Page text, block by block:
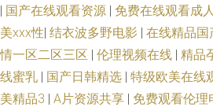
播福利 国产熟女精品在线 91官方网页入口在
蚪熟女 久久国产久 91秒拍福利视频 91大神
观看 伊人av天堂 欧美日韩成人综合视频 91小
| 国产在线观看资源 | 免费在线观看成人
美xxx性| 结衣波多野电影 | 在线精品国
情一区二区三区 | 伦理视频在线 | 精品
线蜜乳 | 国产日韩精选 | 特级欧美在线
美精品3 | A片资源共享 | 免费观看伦理